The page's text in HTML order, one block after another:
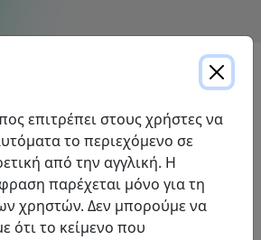
Expand All
Εξυπηρέτησης
Προσβασιμότητας
επιτρέπει στους χρήστες να
το περιεχόμενο σε
από την αγγλική. Η
παρέχεται μόνο για τη
χρηστών. Δεν μπορούμε να
ότι το κείμενο που